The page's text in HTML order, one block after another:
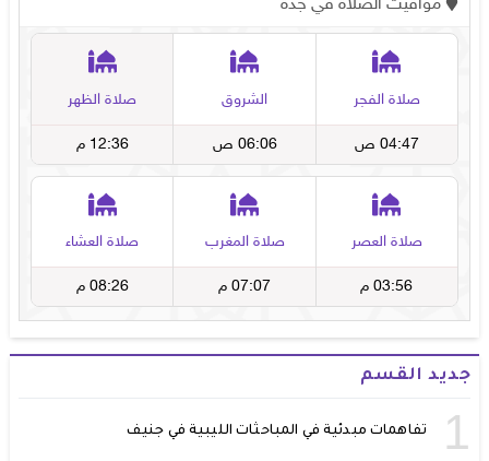
جديد القسم
1 تفاهمات مبدئية في المباحثات الليبية في جنيف